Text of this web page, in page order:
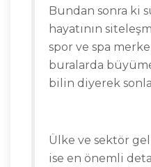
Bundan sonra ki
hayatının
spor ve spa
buralarda
bilin diyerek
Ülke ve sektör
ise en önemli